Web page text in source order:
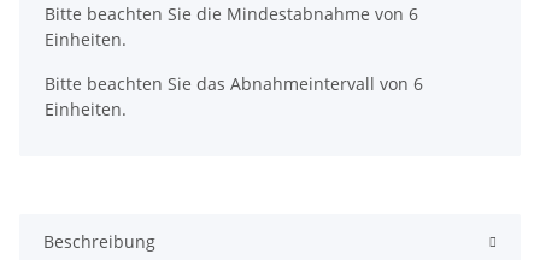
Bitte beachten Sie die Mindestabnahme von 6
Einheiten.
Bitte beachten Sie das Abnahmeintervall von 6
Einheiten.
Beschreibung